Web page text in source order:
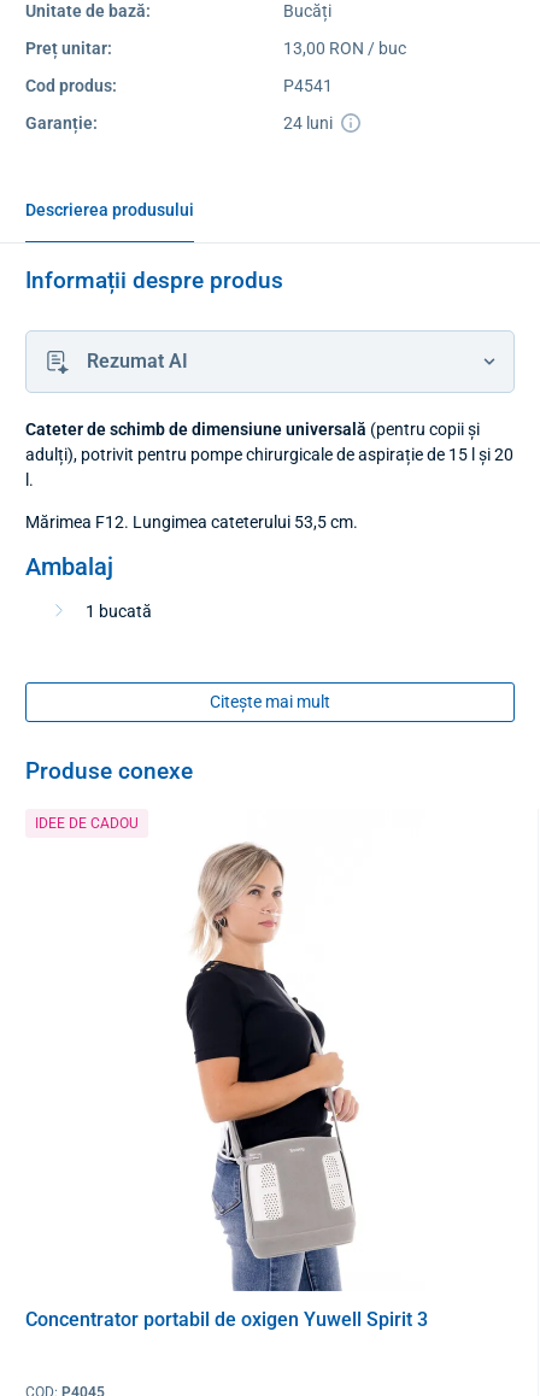
Unitate de bază:
Bucăți
Preț unitar:
13,00 RON / buc
Cod produs:
P4541
Garanție:
24 luni
Descrierea produsului
Informații despre produs
Rezumat AI
Cateter de schimb de dimensiune universală (pentru copii și
adulți), potrivit pentru pompe chirurgicale de aspirație de 15 l și 20
l.
Mărimea F12. Lungimea cateterului 53,5 cm.
Ambalaj
1 bucată
Citește mai mult
Produse conexe
IDEE DE CADOU
Concentrator portabil de oxigen Yuwell Spirit 3
COD: P4045